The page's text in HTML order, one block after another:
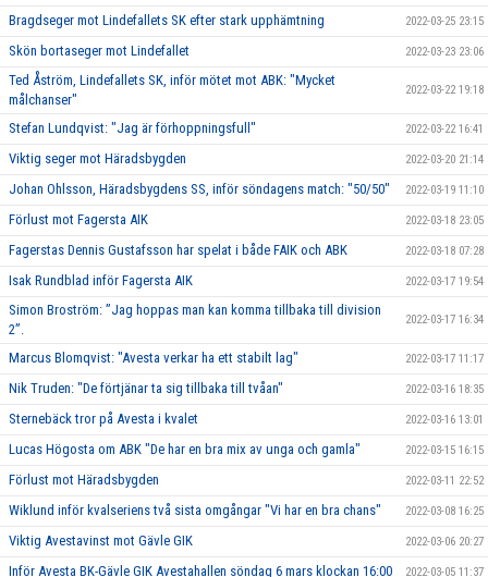
Bragdseger mot Lindefallets SK efter stark upphämtning 2022-03-25 23:15
Skön bortaseger mot Lindefallet 2022-03-23 23:06
Ted Åström, Lindefallets SK, inför mötet mot ABK: "Mycket
målchanser"
2022-03-22 19:18
Stefan Lundqvist: "Jag är förhoppningsfull" 2022-03-22 16:41
Viktig seger mot Häradsbygden 2022-03-20 21:14
Johan Ohlsson, Häradsbygdens SS, inför söndagens match: "50/50" 2022-03-19 11:10
Förlust mot Fagersta AIK 2022-03-18 23:05
Fagerstas Dennis Gustafsson har spelat i både FAIK och ABK 2022-03-18 07:28
Isak Rundblad inför Fagersta AIK 2022-03-17 19:54
Simon Broström: ”Jag hoppas man kan komma tillbaka till division
2”.
2022-03-17 16:34
Marcus Blomqvist: "Avesta verkar ha ett stabilt lag" 2022-03-17 11:17
Nik Truden: "De förtjänar ta sig tillbaka till tvåan" 2022-03-16 18:35
Sternebäck tror på Avesta i kvalet 2022-03-16 13:01
Lucas Högosta om ABK "De har en bra mix av unga och gamla" 2022-03-15 16:15
Förlust mot Häradsbygden 2022-03-11 22:52
Wiklund inför kvalseriens två sista omgångar "Vi har en bra chans" 2022-03-08 16:25
Viktig Avestavinst mot Gävle GIK 2022-03-06 20:27
Inför Avesta BK-Gävle GIK Avestahallen söndag 6 mars klockan 16:00 2022-03-05 11:37